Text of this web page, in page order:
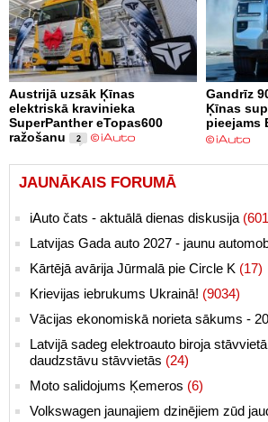
Austrijā uzsāk Ķīnas
elektriskā kravinieka
SuperPanther eTopas600
ražošanu
2
Gandrīz
Ķīnas
pieejams
JAUNĀKAIS FORUMĀ
iAuto čats - aktuālā dienas diskusija
Latvijas Gada auto 2027 - jaunu
Kārtējā avārija Jūrmalā pie Circle K (17)
Krievijas iebrukums Ukrainā! (9034)
Vācijas ekonomiskā norieta sākums -
Latvijā sadeg elektroauto biroja
daudzstāvu stāvvietās (24)
Moto salidojums Ķemeros (6)
Volkswagen jaunajiem dzinējiem zūd